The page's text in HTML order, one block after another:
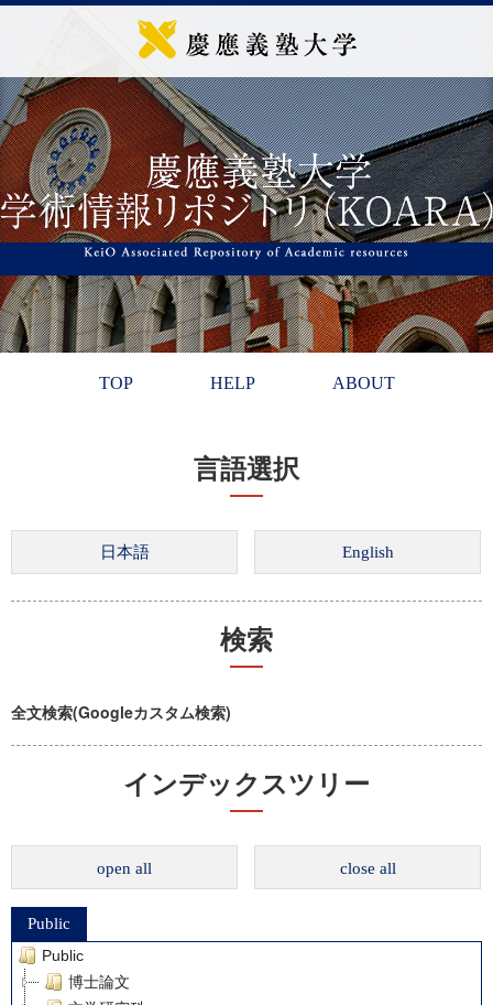
TOP HELP ABOUT
言語選択
検索
全文検索(Googleカスタム検索)
インデックスツリー
open all close all
Public
Public
博士論文